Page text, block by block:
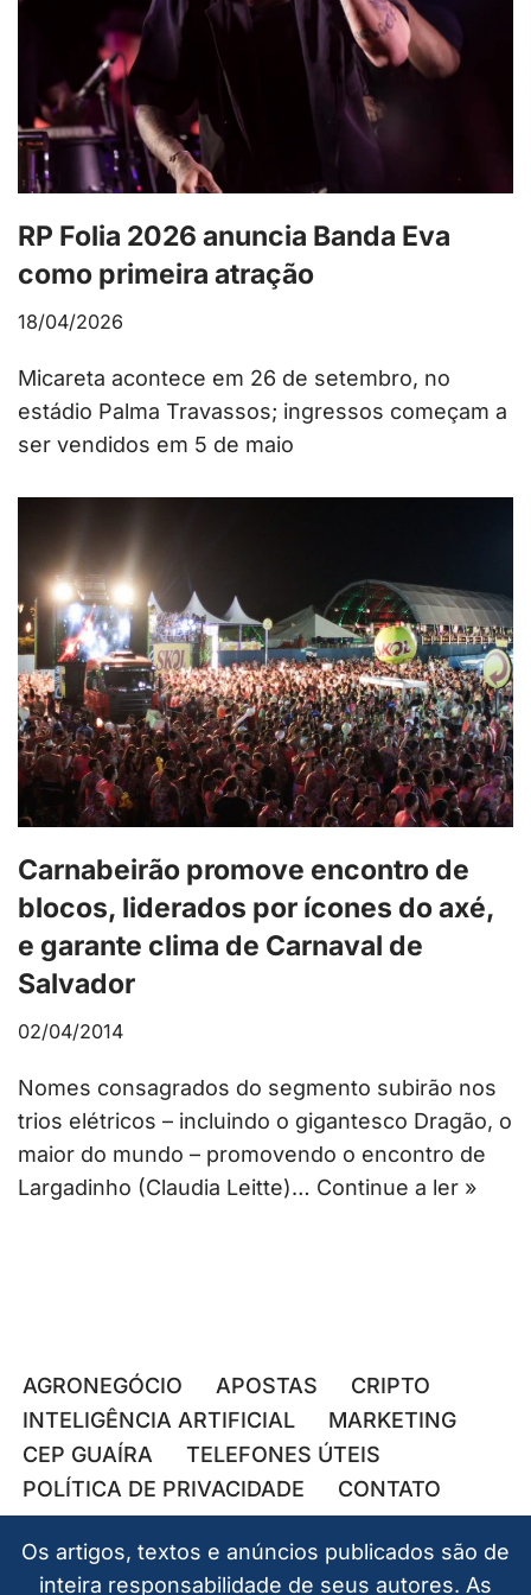
RP Folia 2026 anuncia Banda Eva
como primeira atração
18/04/2026
Micareta acontece em 26 de setembro, no
estádio Palma Travassos; ingressos começam a
ser vendidos em 5 de maio
Carnabeirão promove encontro de
blocos, liderados por ícones do axé,
e garante clima de Carnaval de
Salvador
02/04/2014
Nomes consagrados do segmento subirão nos
trios elétricos – incluindo o gigantesco Dragão, o
maior do mundo – promovendo o encontro de
Largadinho (Claudia Leitte)… Continue a ler »
AGRONEGÓCIO APOSTAS
CRIPTO
INTELIGÊNCIA ARTIFICIAL
MARKETING
CEP GUAÍRA
TELEFONES ÚTEIS
POLÍTICA DE PRIVACIDADE
CONTATO
Os artigos, textos e anúncios publicados são de
inteira responsabilidade de seus autores. As